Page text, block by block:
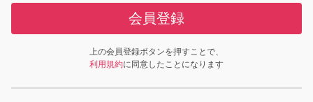
会員登録
上の会員登録ボタンを押すことで、
利用規約に同意したことになります